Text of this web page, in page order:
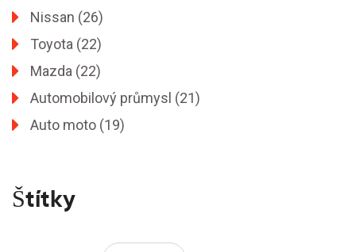
Nissan (26)
Toyota (22)
Mazda (22)
Automobilový průmysl (21)
Auto moto (19)
Štítky